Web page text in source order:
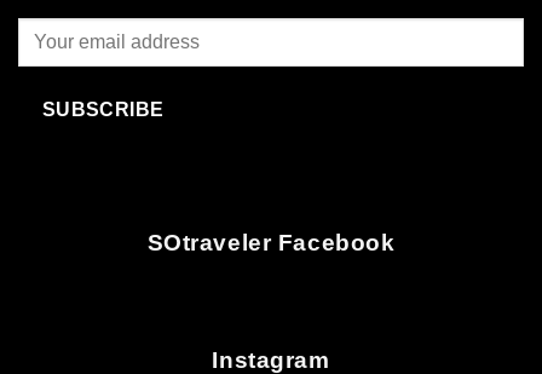
SUBSCRIBE
SOtraveler Facebook
Instagram